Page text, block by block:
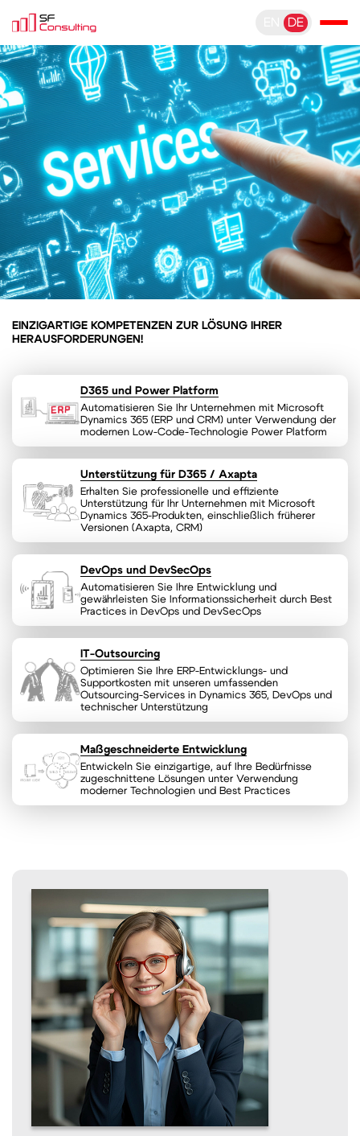
DE
EINZIGARTIGE KOMPETENZEN ZUR LÖSUNG IHRER
HERAUSFORDERUNGEN!
D365 und Power Platform
Automatisieren Sie Ihr Unternehmen mit Microsoft
Dynamics 365 (ERP und CRM) unter Verwendung der
modernen Low-Code-Technologie Power Platform
Unterstützung für D365 / Axapta
Erhalten Sie professionelle und effiziente
Unterstützung für Ihr Unternehmen mit Microsoft
Dynamics 365-Produkten, einschließlich früherer
Versionen (Axapta, CRM)
DevOps und DevSecOps
Automatisieren Sie Ihre Entwicklung und
gewährleisten Sie Informationssicherheit durch Best
Practices in DevOps und DevSecOps
IT-Outsourcing
Optimieren Sie Ihre ERP-Entwicklungs- und
Supportkosten mit unseren umfassenden
Outsourcing-Services in Dynamics 365, DevOps und
technischer Unterstützung
Maßgeschneiderte Entwicklung
Entwickeln Sie einzigartige, auf Ihre Bedürfnisse
zugeschnittene Lösungen unter Verwendung
moderner Technologien und Best Practices